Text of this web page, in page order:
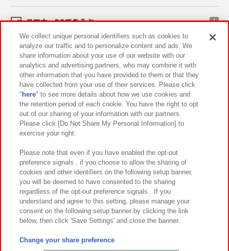
スマホ・PCであそぶ
イベント・キャンペーン
関連会社 サステナビリティ サイトポリシー
プライバシーポリシー ウェブアクセシビリティ方針と検証結果
お取引先さまとともに
カスタマーハラスメント対応方針 よくあるご質問・お問い合わせ
©Bandai Namco Amusement Inc.
©Bandai Namco Amusement Lab Inc.
We collect unique personal identifiers such as cookies to
analyze our traffic and to personalize content and ads. We
share information about your use of our website with our
analytics and advertising partners, who may combine it with
other information that you have provided to them or that they
have collected from your use of their services. Please click
" here" to see more details about how we use cookies and
the retention period of each cookie. You have the right to opt
out of our sharing of your information with our partners.
Please click [Do Not Share My Personal Information] to
exercise your right.
Please note that even if you have enabled the opt-out
preference signals , if you choose to allow the sharing of
cookies and other identifiers on the following setup banner,
you will be deemed to have consented to the sharing
regardless of the opt-out preference signals . If you
understand and agree to this setting, please manage your
consent on the following setup banner by clicking the link
below, then click 'Save Settings' and close the banner.
Change your share preference